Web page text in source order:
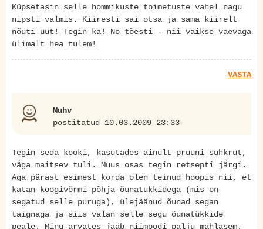
Küpsetasin selle hommikuste toimetuste vahel nagu
nipsti valmis. Kiiresti sai otsa ja sama kiirelt
nõuti uut! Tegin ka! No tõesti - nii väikse vaevaga
ülimalt hea tulem!
VASTA
Muhv
postitatud 10.03.2009 23:33
Tegin seda kooki, kasutades ainult pruuni suhkrut,
väga maitsev tuli. Muus osas tegin retsepti järgi.
Aga pärast esimest korda olen teinud hoopis nii, et
katan koogivõrmi põhja õunatükkidega (mis on
segatud selle puruga), ülejäänud õunad segan
taignaga ja siis valan selle segu õunatükkide
peale. Minu arvates jääb niimoodi palju mahlasem.